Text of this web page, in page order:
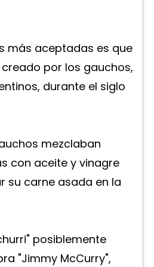
más aceptadas es que
por los gauchos,
durante el siglo
mezclaban
con aceite y vinagre
su carne asada en la
posiblemente
"Jimmy McCurry",